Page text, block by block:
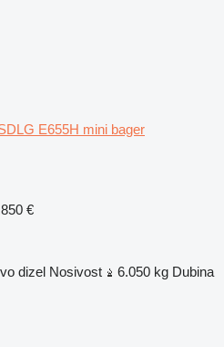
E655H mini bager
€
dizel Nosivost 6.050 kg Dubina